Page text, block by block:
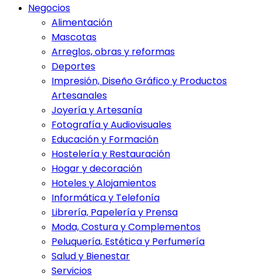
Negocios
Alimentación
Mascotas
Arreglos, obras y reformas
Deportes
Impresión, Diseño Gráfico y Productos
Artesanales
Joyería y Artesanía
Fotografía y Audiovisuales
Educación y Formación
Hostelería y Restauración
Hogar y decoración
Hoteles y Alojamientos
Informática y Telefonía
Librería, Papelería y Prensa
Moda, Costura y Complementos
Peluquería, Estética y Perfumería
Salud y Bienestar
Servicios